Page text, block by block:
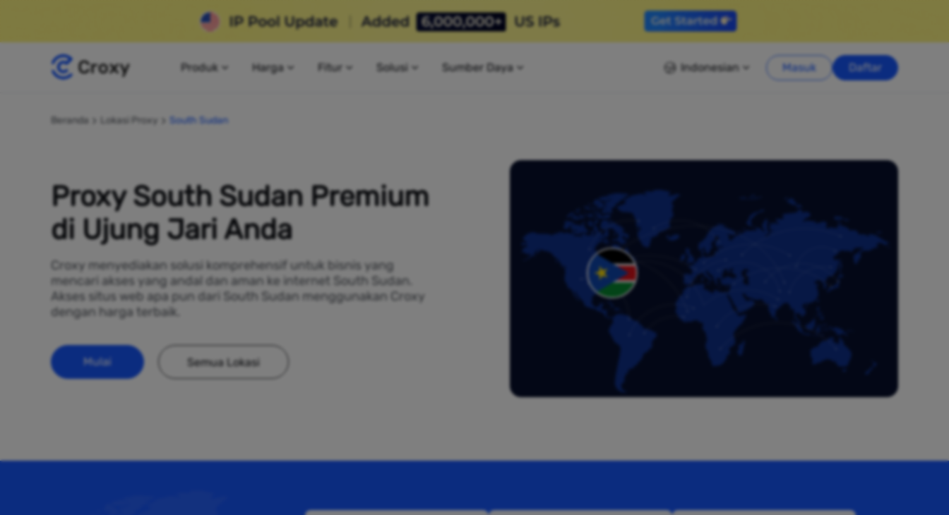
Produk Harga Fitur Solusi Sumber Daya Indonesian Masuk Daftar
Beranda Lokasi Proxy South Sudan
Proxy South Sudan Premium
di Ujung Jari Anda
Croxy menyediakan solusi komprehensif untuk bisnis yang
mencari akses yang andal dan aman ke internet South Sudan.
Akses situs web apa pun dari South Sudan menggunakan Croxy
dengan harga terbaik.
Mulai Semua Lokasi